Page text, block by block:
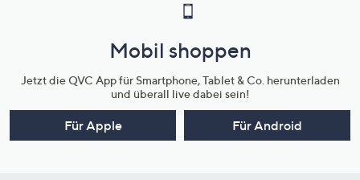
Mobil shoppen
Jetzt die QVC App für Smartphone, Tablet & Co. herunterladen
und überall live dabei sein!
Für Apple Für Android